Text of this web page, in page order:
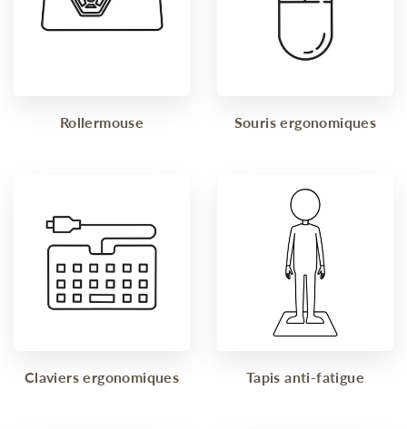
Rollermouse Souris ergonomiques
Claviers ergonomiques Tapis anti-fatigue